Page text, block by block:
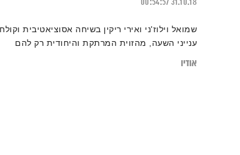
31.10.18
00:54:57
שמואל וילוז'ני ואירי ריקין בשיחה אסוציאטיבית
ענייני השעה, מהזוית המרתקת והיחודית רק להם
אודיו